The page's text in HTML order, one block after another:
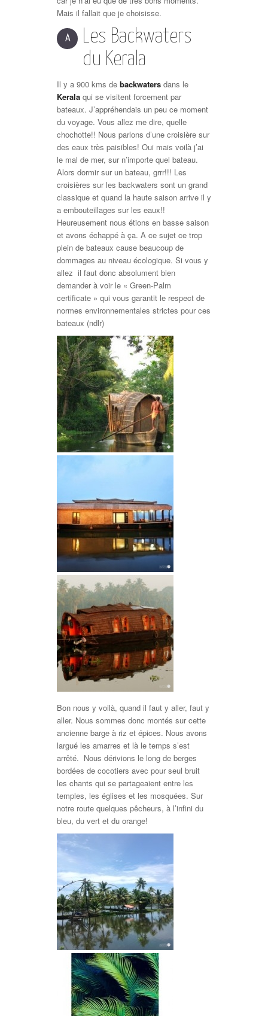
Mais il fallait que je choisisse.
A
Les Backwaters
du Kerala
Il y a 900 kms de backwaters dans le
Kerala qui se visitent forcement par
bateaux. J’appréhendais un peu ce moment
du voyage. Vous allez me dire, quelle
chochotte!! Nous parlons d’une croisière sur
des eaux très paisibles! Oui mais voilà j’ai
le mal de mer, sur n’importe quel bateau.
Alors dormir sur un bateau, grrr!!! Les
croisières sur les backwaters sont un grand
classique et quand la haute saison arrive il y
a embouteillages sur les eaux!!
Heureusement nous étions en basse saison
et avons échappé à ça. A ce sujet ce trop
plein de bateaux cause beaucoup de
dommages au niveau écologique. Si vous y
allez il faut donc absolument bien
demander à voir le « Green-Palm
certificate » qui vous garantit le respect de
normes environnementales strictes pour ces
bateaux (ndlr)
Bon nous y voilà, quand il faut y aller, faut y
aller. Nous sommes donc montés sur cette
ancienne barge à riz et épices. Nous avons
largué les amarres et là le temps s’est
arrêté. Nous dérivions le long de berges
bordées de cocotiers avec pour seul bruit
les chants qui se partageaient entre les
temples, les églises et les mosquées. Sur
notre route quelques pêcheurs, à l’infini du
bleu, du vert et du orange!